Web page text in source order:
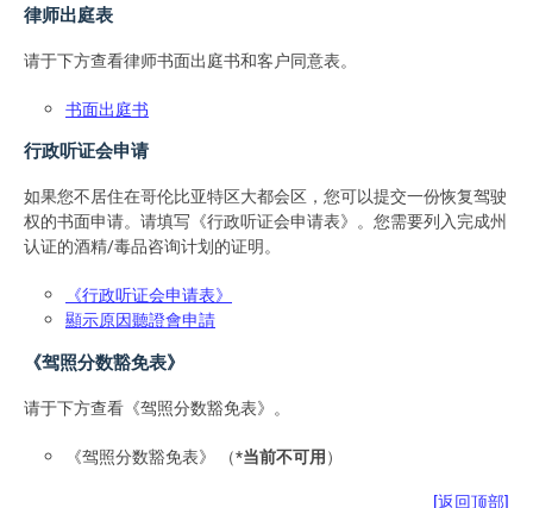
律师出庭表
请于下方查看律师书面出庭书和客户同意表。
书面出庭书
行政听证会申请
如果您不居住在哥伦比亚特区大都会区，您可以提交一份恢复驾驶
权的书面申请。请填写《行政听证会申请表》。您需要列入完成州
认证的酒精/毒品咨询计划的证明。
《行政听证会申请表》
顯示原因聽證會申請
《驾照分数豁免表》
请于下方查看《驾照分数豁免表》。
《驾照分数豁免表》 （*当前不可用）
[返回顶部]